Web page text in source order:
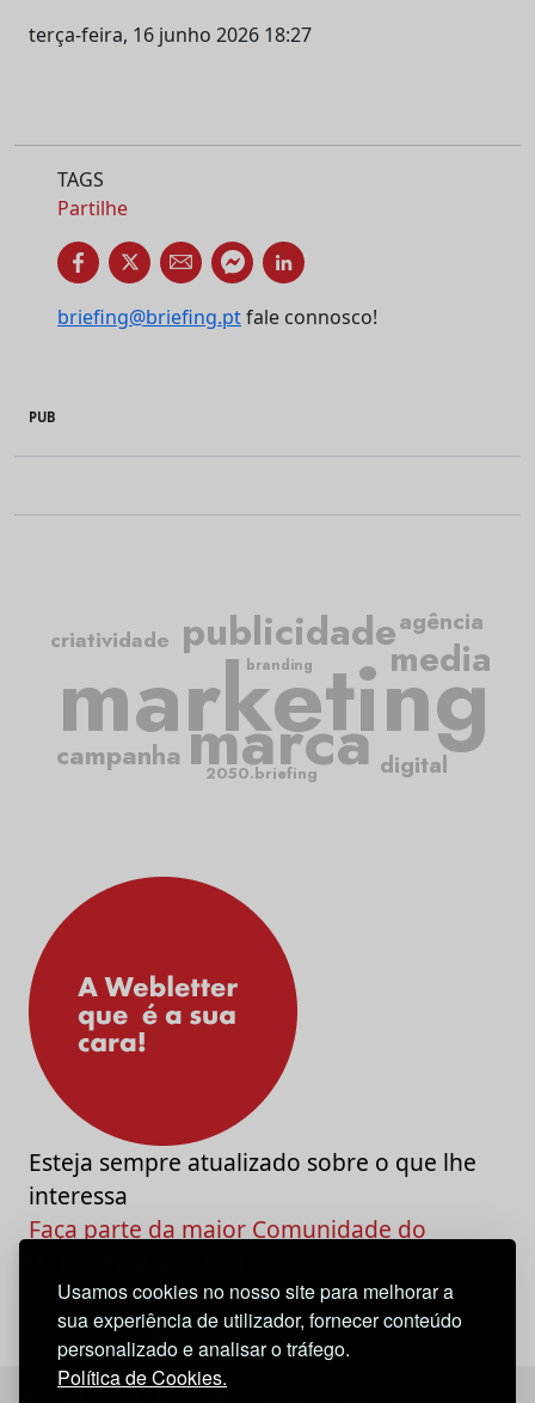
Usamos cookies no nosso site para melhorar a
sua experiência de utilizador, fornecer conteúdo
personalizado e analisar o tráfego.
Política de Cookies.
terça-feira, 16 junho 2026 18:27
TAGS
Partilhe
briefing@briefing.ptfale connosco!
PUB
marketing
publicidade
marca
criatividade
campanha
media
agência
digital
2050.briefing
branding
Esteja sempre atualizado sobre o que lhe
interessa
Faça parte da maior Comunidade do